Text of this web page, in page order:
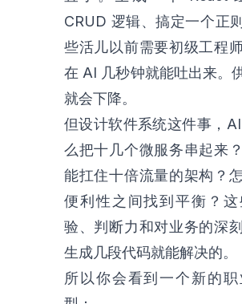
CRUD 逻辑、搞定一个
些活儿以前需要初级工程
在 AI 几秒钟就能吐出来。
就会下降。
但设计软件系统这件事，
么把十几个微服务串起来
能扛住十倍流量的架构？
便利性之间找到平衡？
验、判断力和对业务的深
生成几段代码就能解决的。
所以你会看到一个新的